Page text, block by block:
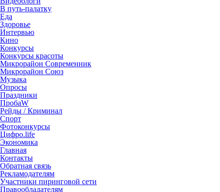
В путь-палатку
Еда
Здоровье
Интервью
Кино
Конкурсы
Конкурсы красоты
Микрорайон Современник
Микрорайон Союз
Музыка
Опросы
Праздники
ПробаW
Рейды / Криминал
Спорт
Фотоконкурсы
Цифро.life
Экономика
Главная
Контакты
Обратная связь
Рекламодателям
Участники пиринговой сети
Правообладателям